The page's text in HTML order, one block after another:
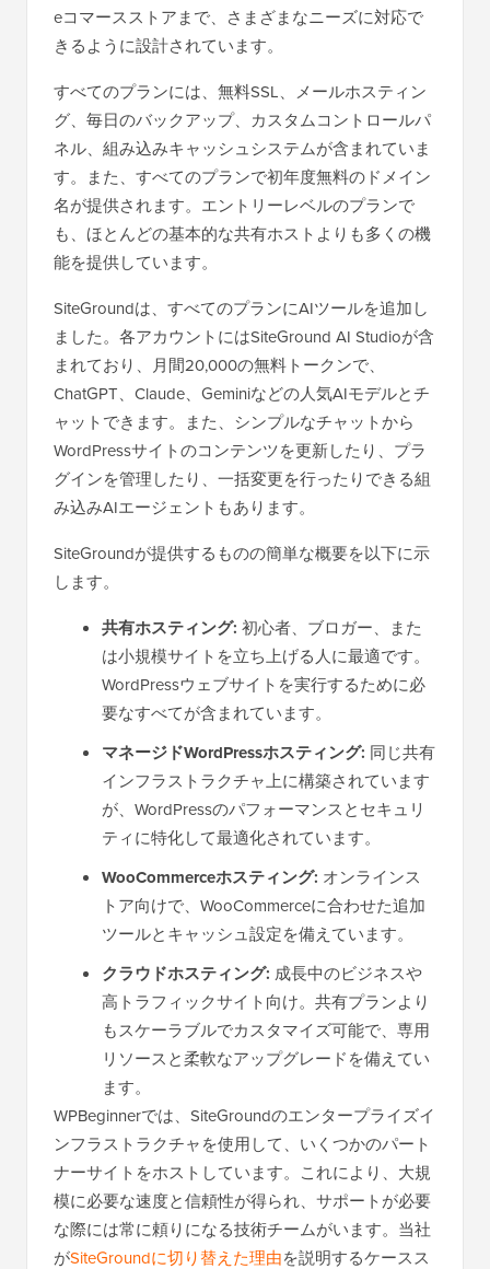
eコマースストアまで、さまざまなニーズに対応で
きるように設計されています。
すべてのプランには、無料SSL、メールホスティン
グ、毎日のバックアップ、カスタムコントロールパ
ネル、組み込みキャッシュシステムが含まれていま
す。また、すべてのプランで初年度無料のドメイン
名が提供されます。エントリーレベルのプランで
も、ほとんどの基本的な共有ホストよりも多くの機
能を提供しています。
SiteGroundは、すべてのプランにAIツールを追加し
ました。各アカウントにはSiteGround AI Studioが含
まれており、月間20,000の無料トークンで、
ChatGPT、Claude、Geminiなどの人気AIモデルとチ
ャットできます。また、シンプルなチャットから
WordPressサイトのコンテンツを更新したり、プラ
グインを管理したり、一括変更を行ったりできる組
み込みAIエージェントもあります。
SiteGroundが提供するものの簡単な概要を以下に示
します。
共有ホスティング: 初心者、ブロガー、また
は小規模サイトを立ち上げる人に最適です。
WordPressウェブサイトを実行するために必
要なすべてが含まれています。
マネージドWordPressホスティング: 同じ共有
インフラストラクチャ上に構築されています
が、WordPressのパフォーマンスとセキュリ
ティに特化して最適化されています。
WooCommerceホスティング: オンラインス
トア向けで、WooCommerceに合わせた追加
ツールとキャッシュ設定を備えています。
クラウドホスティング: 成長中のビジネスや
高トラフィックサイト向け。共有プランより
もスケーラブルでカスタマイズ可能で、専用
リソースと柔軟なアップグレードを備えてい
ます。
WPBeginnerでは、SiteGroundのエンタープライズイ
ンフラストラクチャを使用して、いくつかのパート
ナーサイトをホストしています。これにより、大規
模に必要な速度と信頼性が得られ、サポートが必要
な際には常に頼りになる技術チームがいます。当社
がSiteGroundに切り替えた理由を説明するケースス